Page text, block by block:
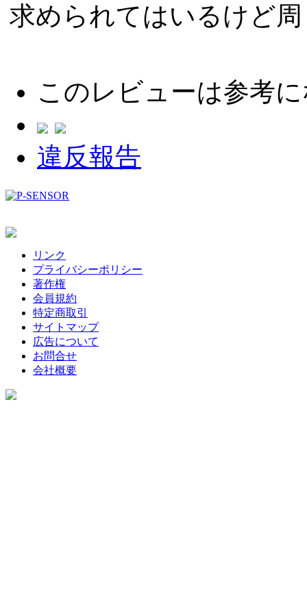
求められてはいるけど
このレビューは参考
違反報告
リンク
プライバシーポリシー
著作権
会員規約
特定商取引
サイトマップ
広告について
お問合せ
会社概要